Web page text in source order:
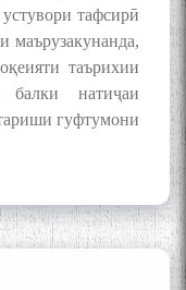
тафсирӣ
маърузакунанда,
таърихии
натиҷаи
гуфтумони